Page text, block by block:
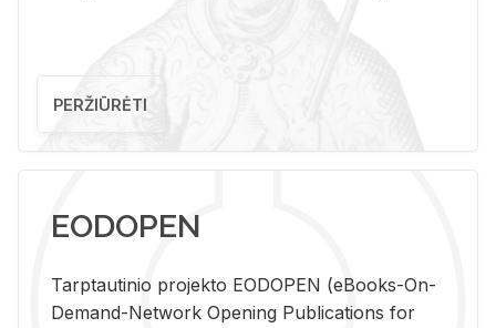
PERŽIŪRĖTI
EODOPEN
Tarp­tau­ti­nio pro­jek­to EO­DO­PEN (eBo­oks-On-
De­mand-Ne­twork Ope­ning Pub­li­ca­tions for